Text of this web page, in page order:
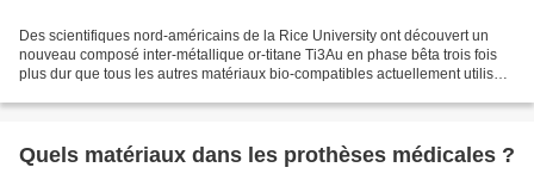
Des scientifiques nord-américains de la Rice University ont découvert un
nouveau composé inter-métallique or-titane Ti3Au en phase bêta trois fois
plus dur que tous les autres matériaux bio-compatibles actuellement utilisés.
Quels matériaux dans les prothèses médicales ?